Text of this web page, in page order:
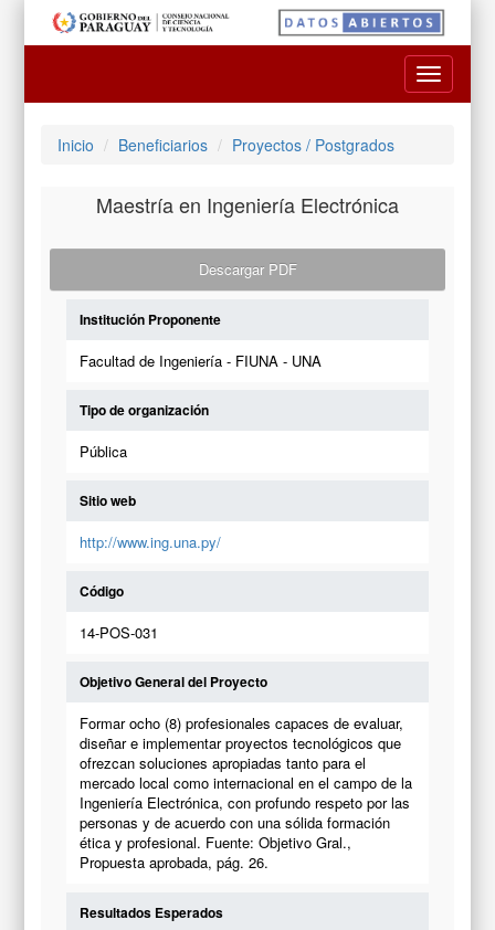
Toggle
Inicio Beneficiarios Proyectos / Postgrados
Maestría en Ingeniería Electrónica
Descargar PDF
Institución Proponente
Facultad de Ingeniería - FIUNA - UNA
Tipo de organización
Pública
Sitio web
http://www.ing.una.py/
Código
14-POS-031
Objetivo General del Proyecto
Formar ocho (8) profesionales capaces de evaluar,
diseñar e implementar proyectos tecnológicos que
ofrezcan soluciones apropiadas tanto para el
mercado local como internacional en el campo de la
Ingeniería Electrónica, con profundo respeto por las
personas y de acuerdo con una sólida formación
ética y profesional. Fuente: Objetivo Gral.,
Propuesta aprobada, pág. 26.
Resultados Esperados